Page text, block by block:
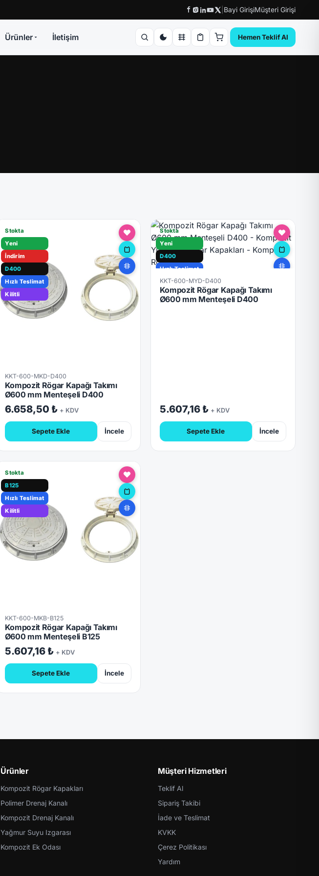
Bayi GirişiMüşteri Girişi
Ürünler İletişim Hemen Teklif Al
Stokta
Yeni
İndirim
D400
Hızlı Teslimat
Kilitli
KKT-600-MKD-D400
Kompozit Rögar Kapağı Takımı
Ø600 mm Menteşeli D400
6.658,50 ₺ + KDV
Sepete Ekle İncele
Stokta
Yeni
D400
Hızlı Teslimat
Kilitli
KKT-600-MYD-D400
Kompozit Rögar Kapağı Takımı
Ø600 mm Menteşeli D400
5.607,16 ₺ + KDV
Sepete Ekle İncele
Stokta
B125
Hızlı Teslimat
Kilitli
KKT-600-MKB-B125
Kompozit Rögar Kapağı Takımı
Ø600 mm Menteşeli B125
5.607,16 ₺ + KDV
Sepete Ekle İncele
Ürünler
Kompozit Rögar Kapakları
Polimer Drenaj Kanalı
Kompozit Drenaj Kanalı
Yağmur Suyu Izgarası
Kompozit Ek Odası
Müşteri Hizmetleri
Teklif Al
Sipariş Takibi
İade ve Teslimat
KVKK
Çerez Politikası
Yardım